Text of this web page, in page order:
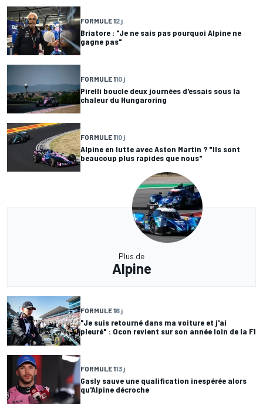
FORMULE 12 j
Briatore : "Je ne sais pas pourquoi Alpine ne
gagne pas"
FORMULE 110 j
Pirelli boucle deux journées d'essais sous la
chaleur du Hungaroring
FORMULE 110 j
Alpine en lutte avec Aston Martin ? "Ils sont
beaucoup plus rapides que nous"
Plus de
Alpine
FORMULE 16 j
"Je suis retourné dans ma voiture et j'ai
pleuré" : Ocon revient sur son année loin de la F1
FORMULE 113 j
Gasly sauve une qualification inespérée alors
qu'Alpine décroche